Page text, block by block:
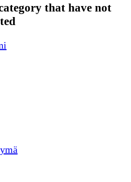
that have not